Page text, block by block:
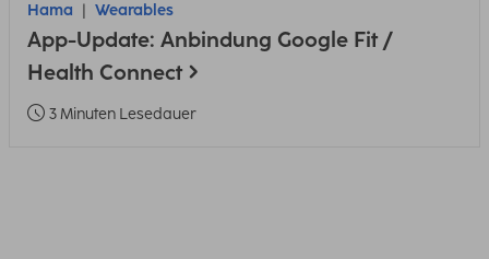
Hama Wearables
App-Update: Anbindung Google Fit /
Health Connect
3 Minuten Lesedauer